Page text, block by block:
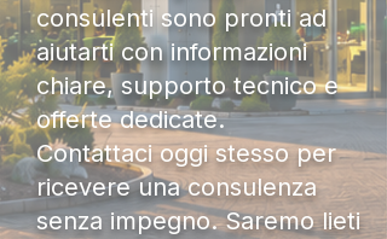
consulenti sono pronti ad
aiutarti con informazioni
chiare, supporto tecnico e
offerte dedicate.
Contattaci oggi stesso per
ricevere una consulenza
senza impegno. Saremo lieti